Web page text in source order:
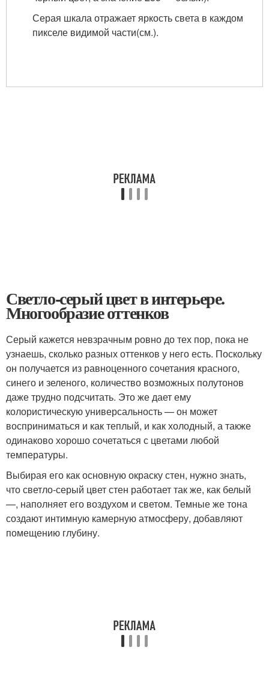
Серая шкала отражает яркость света в каждом
пикселе видимой части(см.).
Светло-серый цвет в интерьере.
Многообразие оттенков
Серый кажется невзрачным ровно до тех пор, пока не
узнаешь, сколько разных оттенков у него есть. Поскольку
он получается из равноценного сочетания красного,
синего и зеленого, количество возможных полутонов
даже трудно подсчитать. Это же дает ему
колористическую универсальность — он может
восприниматься и как теплый, и как холодный, а также
одинаково хорошо сочетаться с цветами любой
температуры.
Выбирая его как основную окраску стен, нужно знать,
что светло-серый цвет стен работает так же, как белый
—, наполняет его воздухом и светом. Темные же тона
создают интимную камерную атмосферу, добавляют
помещению глубину.